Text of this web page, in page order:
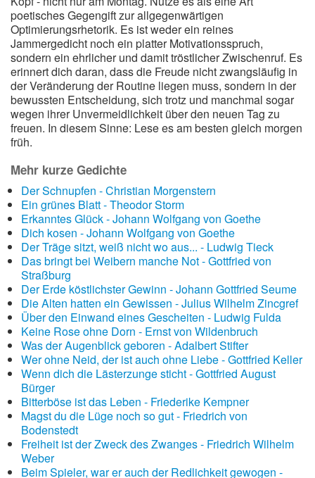
poetisches Gegengift zur allgegenwärtigen
Optimierungsrhetorik. Es ist weder ein reines
Jammergedicht noch ein platter Motivationsspruch,
sondern ein ehrlicher und damit tröstlicher Zwischenruf. Es
erinnert dich daran, dass die Freude nicht zwangsläufig in
der Veränderung der Routine liegen muss, sondern in der
bewussten Entscheidung, sich trotz und manchmal sogar
wegen ihrer Unvermeidlichkeit über den neuen Tag zu
freuen. In diesem Sinne: Lese es am besten gleich morgen
früh.
Mehr kurze Gedichte
Der Schnupfen - Christian Morgenstern
Ein grünes Blatt - Theodor Storm
Erkanntes Glück - Johann Wolfgang von Goethe
Dich kosen - Johann Wolfgang von Goethe
Der Träge sitzt, weiß nicht wo aus... - Ludwig Tieck
Das bringt bei Weibern manche Not - Gottfried von
Straßburg
Der Erde köstlichster Gewinn - Johann Gottfried Seume
Die Alten hatten ein Gewissen - Julius Wilhelm Zincgref
Über den Einwand eines Gescheiten - Ludwig Fulda
Keine Rose ohne Dorn - Ernst von Wildenbruch
Was der Augenblick geboren - Adalbert Stifter
Wer ohne Neid, der ist auch ohne Liebe - Gottfried Keller
Wenn dich die Lästerzunge sticht - Gottfried August
Bürger
Bitterböse ist das Leben - Friederike Kempner
Magst du die Lüge noch so gut - Friedrich von
Bodenstedt
Freiheit ist der Zweck des Zwanges - Friedrich Wilhelm
Weber
Beim Spieler, war er auch der Redlichkeit gewogen -